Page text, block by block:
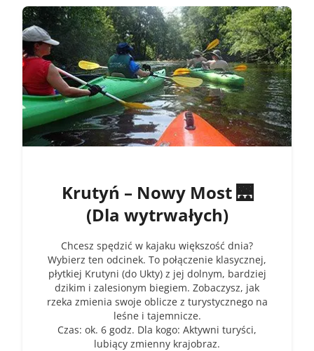
Krutyń – Nowy Most 🌉
(Dla wytrwałych)
Chcesz spędzić w kajaku większość dnia?
Wybierz ten odcinek. To połączenie klasycznej,
płytkiej Krutyni (do Ukty) z jej dolnym, bardziej
dzikim i zalesionym biegiem. Zobaczysz, jak
rzeka zmienia swoje oblicze z turystycznego na
leśne i tajemnicze.
Czas: ok. 6 godz. Dla kogo: Aktywni turyści,
lubiący zmienny krajobraz.